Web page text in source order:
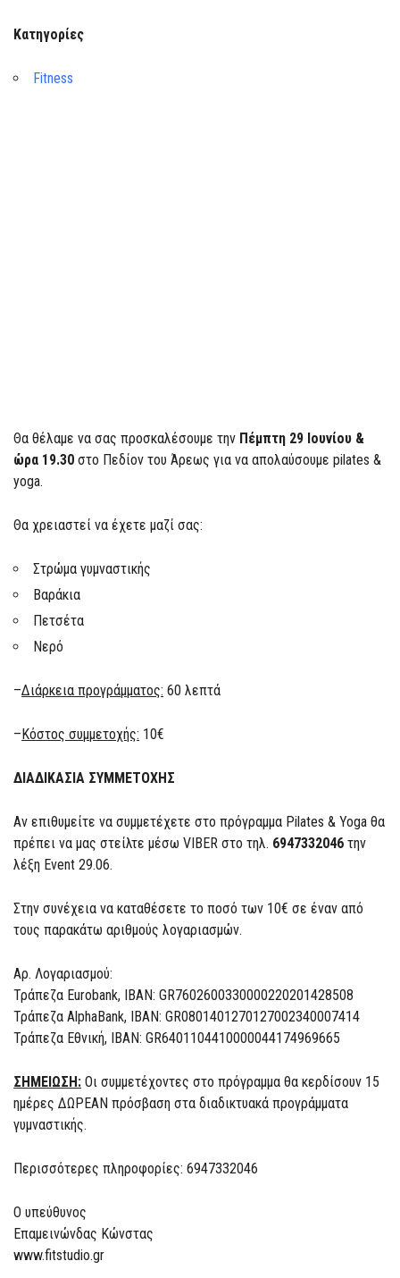
Κατηγορίες
Fitness
Θα θέλαμε να σας προσκαλέσουμε την Πέμπτη 29 Ιουνίου &
ώρα 19.30 στο Πεδίον του Άρεως για να απολαύσουμε pilates &
yoga.
Θα χρειαστεί να έχετε μαζί σας:
Στρώμα γυμναστικής
Βαράκια
Πετσέτα
Νερό
–Διάρκεια προγράμματος: 60 λεπτά
–Κόστος συμμετοχής: 10€
ΔΙΑΔΙΚΑΣΙΑ ΣΥΜΜΕΤΟΧΗΣ
Αν επιθυμείτε να συμμετέχετε στo πρόγραμμα Pilates & Yoga θα
πρέπει να μας στείλτε μέσω VIBER στο τηλ. 6947332046 την
λέξη Event 29.06.
Στην συνέχεια να καταθέσετε το ποσό των 10€ σε έναν από
τους παρακάτω αριθμούς λογαριασμών.
Αρ. Λογαριασμού:
Τράπεζα Eurobank, IBAN: GR7602600330000220201428508
Τράπεζα AlphaBank, IBAN: GR0801401270127002340007414
Τράπεζα Εθνική, IBAN: GR6401104410000044174969665
ΣΗΜΕΙΩΣΗ: Οι συμμετέχοντες στο πρόγραμμα θα κερδίσουν 15
ημέρες ΔΩΡΕΑΝ πρόσβαση στα διαδικτυακά προγράμματα
γυμναστικής.
Περισσότερες πληροφορίες: 6947332046
Ο υπεύθυνος
Επαμεινώνδας Κώνστας
www.fitstudio.gr